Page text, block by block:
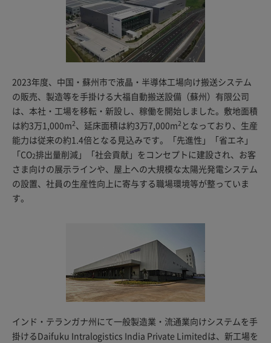
2023年度、中国・蘇州市で液晶・半導体工場向け搬送システム
の販売、製造等を手掛ける大福自動搬送設備（蘇州）有限公司
は、本社・工場を移転・新設し、稼働を開始しました。敷地面積
は約3万1,000m2、延床面積は約3万7,000m2 となっており、生産
能力は従来の約1.4倍となる見込みです。「先進性」「省エネ」
「CO2排出量削減」「社会貢献」をコンセプトに建設され、お客
さま向けの展示ラインや、屋上への大規模な太陽光発電システム
の設置、社員の生産性向上に寄与する職場環境等が整っていま
す。
インド・テランガナ州にて一般製造業・流通業向けシステムを手
掛けるDaifuku Intralogistics India Private Limitedは、新工場を